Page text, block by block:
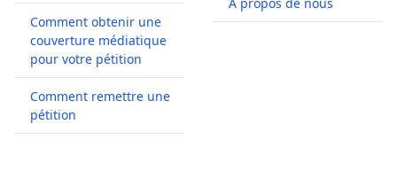
Comment obtenir une
couverture médiatique
pour votre pétition
Comment remettre une
pétition
À propos de nous